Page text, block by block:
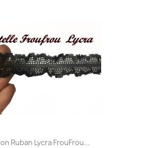
Ruban Lycra FrouFrou...